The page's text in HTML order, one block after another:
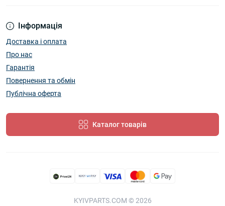
Інформація
Доставка і оплата
Про нас
Гарантія
Повернення та обмін
Публічна оферта
Каталог товарів
KYIVPARTS.COM © 2026